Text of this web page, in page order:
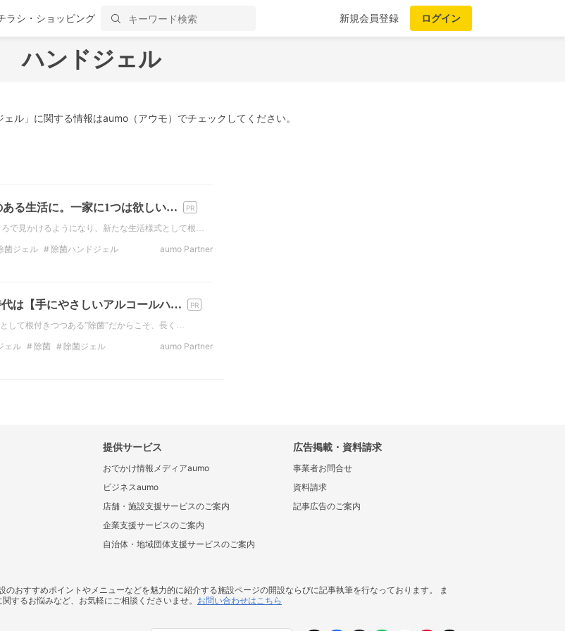
ラシ・ショッピング 新規会員登録 ログイン
ハンドジェル
ル」に関する情報はaumo（アウモ）でチェックしてください。
る生活に。一家に1つは欲しい…
で見かけるようになり、新たな生活様式として根…
菌ジェル
除菌ハンドジェル
aumo Partner
は【手にやさしいアルコールハ…
して根付きつつある”除菌”だからこそ、長く…
ェル 除菌
除菌ジェル
aumo Partner
提供サービス
おでかけ情報メディアaumo
ビジネスaumo
店舗・施設支援サービスのご案内
企業支援サービスのご案内
自治体・地域団体支援サービスのご案内
広告掲載・資料請求
事業者お問合せ
資料請求
記事広告のご案内
おすすめポイントやメニューなどを魅力的に紹介する施設ページの開設ならびに記事執筆を行なっております。 ま
するお悩みなど、お気軽にご相談くださいませ。 お問い合わせはこちら